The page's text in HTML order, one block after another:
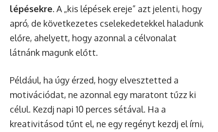
lépésekre. A „kis lépések ereje” azt jelenti, hogy
apró, de következetes cselekedetekkel haladunk
előre, ahelyett, hogy azonnal a célvonalat
látnánk magunk előtt.
Például, ha úgy érzed, hogy elvesztetted a
motivációdat, ne azonnal egy maratont tűzz ki
célul. Kezdj napi 10 perces sétával. Ha a
kreativitásod tűnt el, ne egy regényt kezdj el írni,